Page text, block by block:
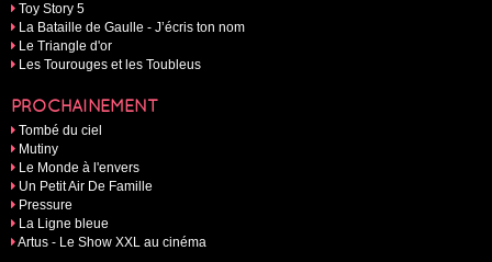
Toy Story 5
La Bataille de Gaulle - J’écris ton nom
Le Triangle d'or
Les Tourouges et les Toubleus
PROCHAINEMENT
Tombé du ciel
Mutiny
Le Monde à l'envers
Un Petit Air De Famille
Pressure
La Ligne bleue
Artus - Le Show XXL au cinéma